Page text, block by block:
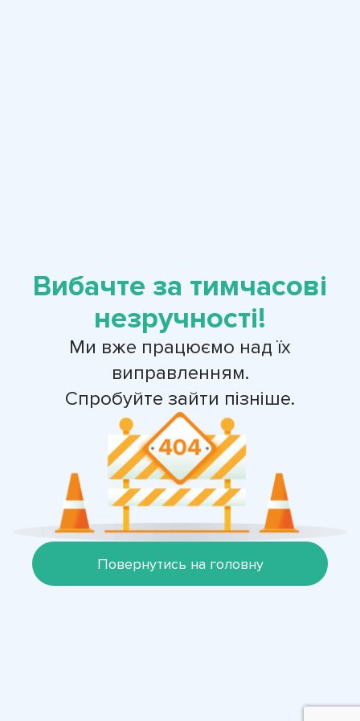
Вибачте за тимчасові
незручності!
Ми вже працюємо над їх
виправленням.
Спробуйте зайти пізніше.
Повернутись на головну